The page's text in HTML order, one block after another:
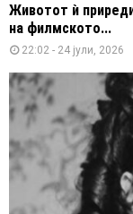
Животот ѝ
на филмското...
22:02 - 24 јули, 2026